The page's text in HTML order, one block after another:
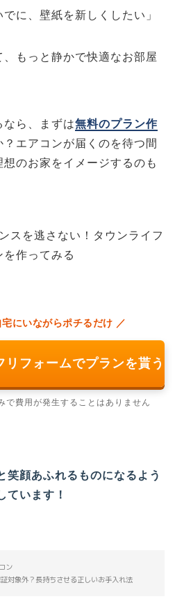
に、壁紙を新しくしたい」
、もっと静かで快適なお部屋
なら、まずは無料のプラン作
エアコンが届くのを待つ間
のお家をイメージするのも
スを逃さない！タウンライフ
を作ってみる
にいながらポチるだけ ／
リフォームでプランを貰う
費用が発生することはありません
笑顔あふれるものになるよう
ています！
ン
対象外？長持ちさせる正しいお手入れ法